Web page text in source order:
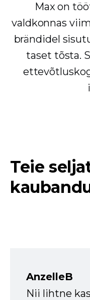
Max on
valdkonnas
brändidel
taset tõsta.
Teie
AnzelleB
Nii lihtne